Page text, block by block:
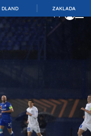
DLAND ZAKLADA